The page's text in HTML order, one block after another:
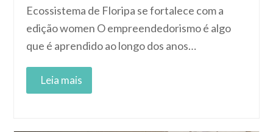
Ecossistema de Floripa se fortalece com a
edição women O empreendedorismo é algo
que é aprendido ao longo dos anos…